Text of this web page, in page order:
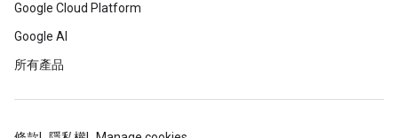
Google Cloud Platform
Google AI
所有產品